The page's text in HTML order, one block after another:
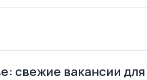
свежие вакансии